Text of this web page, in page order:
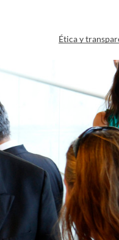
Ética y